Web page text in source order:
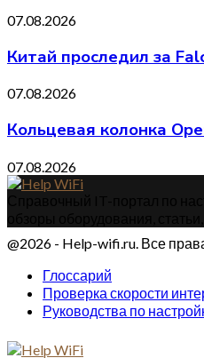
07.08.2026
Китай проследил за
07.08.2026
Кольцевая колонка
07.08.2026
@2026 - Help-wifi.ru. Все
Глоссарий
Проверка скорости
Руководства по